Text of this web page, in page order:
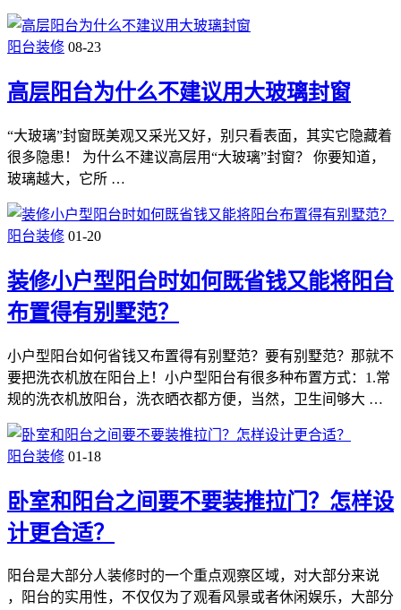
阳台装修 08-23
高层阳台为什么不建议用大玻璃封窗
“大玻璃”封窗既美观又采光又好，别只看表面，其实它隐藏着
很多隐患！ 为什么不建议高层用“大玻璃”封窗？ 你要知道，
玻璃越大，它所 …
阳台装修 01-20
装修小户型阳台时如何既省钱又能将阳台
布置得有别墅范？
小户型阳台如何省钱又布置得有别墅范？要有别墅范？那就不
要把洗衣机放在阳台上！小户型阳台有很多种布置方式：1.常
规的洗衣机放阳台，洗衣晒衣都方便，当然，卫生间够大 …
阳台装修 01-18
卧室和阳台之间要不要装推拉门？怎样设
计更合适？
阳台是大部分人装修时的一个重点观察区域，对大部分来说
，阳台的实用性，不仅仅为了观看风景或者休闲娱乐，大部分